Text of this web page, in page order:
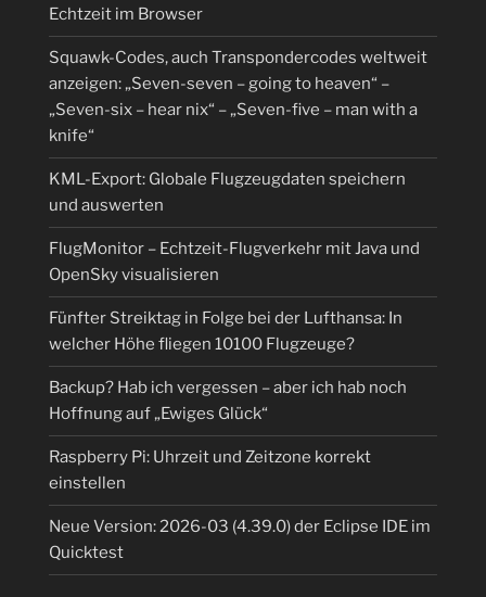
Echtzeit im Browser
Squawk-Codes, auch Transpondercodes weltweit
anzeigen: „Seven-seven – going to heaven“ –
„Seven-six – hear nix“ – „Seven-five – man with a
knife“
KML-Export: Globale Flugzeugdaten speichern
und auswerten
FlugMonitor – Echtzeit-Flugverkehr mit Java und
OpenSky visualisieren
Fünfter Streiktag in Folge bei der Lufthansa: In
welcher Höhe fliegen 10100 Flugzeuge?
Backup? Hab ich vergessen – aber ich hab noch
Hoffnung auf „Ewiges Glück“
Raspberry Pi: Uhrzeit und Zeitzone korrekt
einstellen
Neue Version: 2026-03 (4.39.0) der Eclipse IDE im
Quicktest